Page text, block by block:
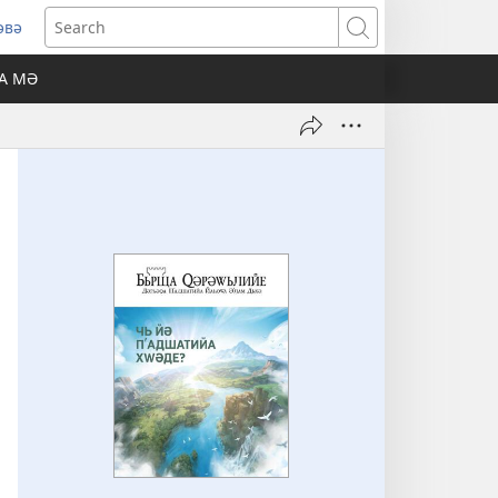
Search
МӘ